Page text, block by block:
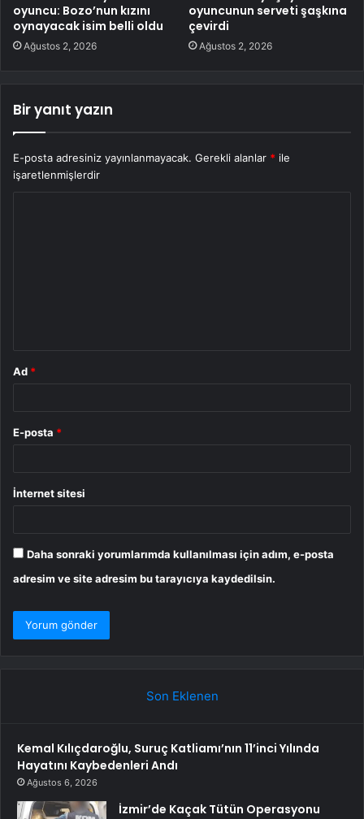
oyuncu: Bozo’nun kızını
oynayacak isim belli oldu
Ağustos 2, 2026
oyuncunun serveti şaşkına
çevirdi
Ağustos 2, 2026
Bir yanıt yazın
E-posta adresiniz yayınlanmayacak. Gerekli alanlar * ile
işaretlenmişlerdir
Ad *
E-posta *
İnternet sitesi
Daha sonraki yorumlarımda kullanılması için adım, e-posta
adresim ve site adresim bu tarayıcıya kaydedilsin.
Son Eklenen
Kemal Kılıçdaroğlu, Suruç Katliamı’nın 11’inci Yılında
Hayatını Kaybedenleri Andı
Ağustos 6, 2026
İzmir’de Kaçak Tütün Operasyonu